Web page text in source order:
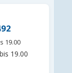
19.00
19.00